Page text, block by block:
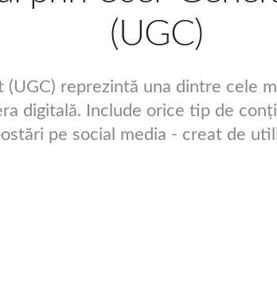
(UGC)
(UGC) reprezintă una dintre cele
digitală. Include orice tip de
pe social media - creat de